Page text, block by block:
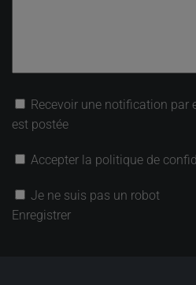
Recevoir une notification par
est postée
Accepter la politique de
Je ne suis pas un robot
Enregistrer